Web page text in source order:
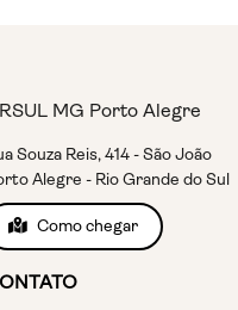
MG Porto Alegre
Souza Reis, 414 - São João
Alegre - Rio Grande do Sul
Como chegar